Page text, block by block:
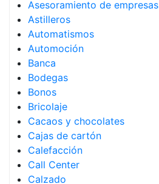
Asesoramiento de empresas
Astilleros
Automatismos
Automoción
Banca
Bodegas
Bonos
Bricolaje
Cacaos y chocolates
Cajas de cartón
Calefacción
Call Center
Calzado